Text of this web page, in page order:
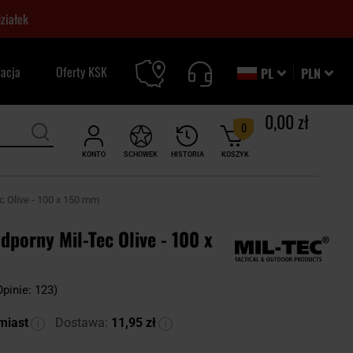
PLN
PL
Oferty KSK
KONTO HISTORIA
SCHOWEK KOSZYK
0 0,00 zł
Olive - 100 x 150 mm
Mil-Tec Olive - 100 x
123)
Dostawa: 11,95 zł